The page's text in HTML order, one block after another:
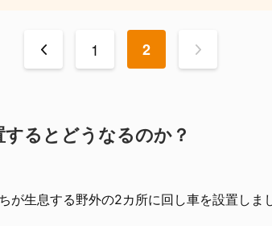
< 1 2 >
るとどうなるのか？
が生息する野外の2カ所に回し車を設置しま